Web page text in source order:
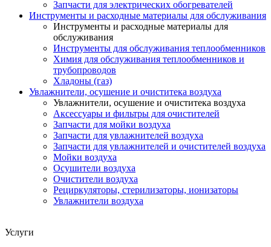
Запчасти для электрических обогревателей
Инструменты и расходные материалы для обслуживания
Инструменты и расходные материалы для
обслуживания
Инструменты для обслуживания теплообменников
Химия для обслуживания теплообменников и
трубопроводов
Хладоны (газ)
Увлажнители, осушение и очиститека воздуха
Увлажнители, осушение и очиститека воздуха
Аксессуары и фильтры для очистителей
Запчасти для мойки воздуха
Запчасти для увлажнителей воздуха
Запчасти для увлажнителей и очистителей воздуха
Мойки воздуха
Осушители воздуха
Очистители воздуха
Рециркуляторы, стерилизаторы, ионизаторы
Увлажнители воздуха
Услуги